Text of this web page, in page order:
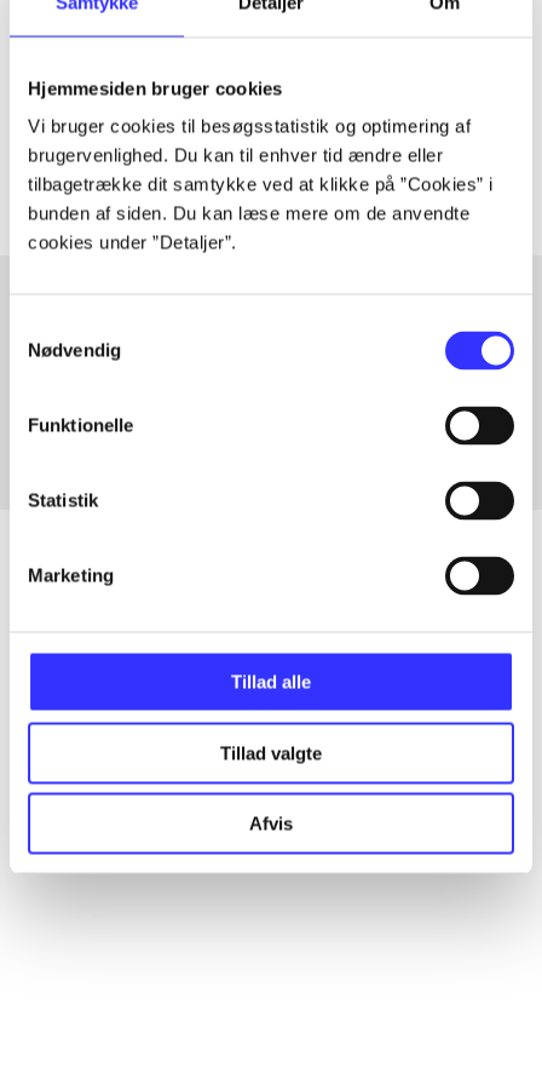
Hjemmesiden bruger cookies
Vi bruger cookies til besøgsstatistik og optimering af
brugervenlighed. Du kan til enhver tid ændre eller
tilbagetrække dit samtykke ved at klikke på ”Cookies” i
bunden af siden. Du kan læse mere om de anvendte
cookies under ”Detaljer”.
Nødvendig
Funktionelle
Statistik
Marketing
Tillad alle
Tillad valgte
Afvis
Tidsskrift
Artiklerne i handler ofte om
Artikler med samme emner
Alle registrerede artikler fordelt på udgivelser
...